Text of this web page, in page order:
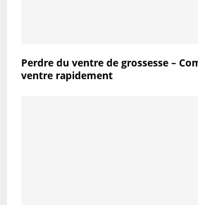
Perdre du ventre de grossesse –
ventre rapidement